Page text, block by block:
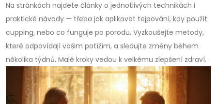
Na stránkách najdete články o jednotlivých technikách i
praktické návody — třeba jak aplikovat tejpování, kdy použít
cupping, nebo co funguje po porodu. Vyzkoušejte metody,
které odpovídají vašim potížím, a sledujte změny během
několika týdnů. Malé kroky vedou k velkému zlepšení zdraví.